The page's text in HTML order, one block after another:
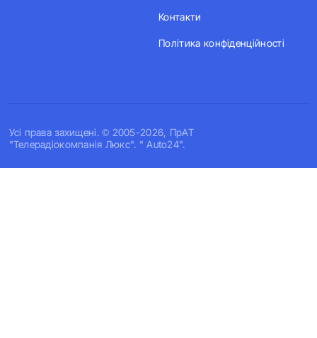
Усi права захищенi. © 2005-2026, ПрАТ
"Телерадіокомпанія Люкс". " Auto24".
Контакти
Політика конфіденційності